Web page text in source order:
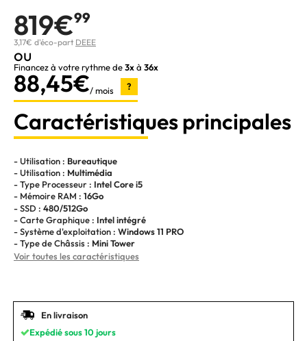
819€99
3,17€ d'éco-part DEEE
ou
Financez à votre rythme de3xà 36x
88,45€/ mois ?
Caractéristiques principales
- Utilisation : Bureautique
- Utilisation : Multimédia
- Type Processeur : Intel Core i5
- Mémoire RAM : 16Go
- SSD : 480/512Go
- Carte Graphique : Intel intégré
- Système d'exploitation : Windows 11 PRO
- Type de Châssis : Mini Tower
Voir toutes les caractéristiques
En livraison
Expédié sous 10 jours